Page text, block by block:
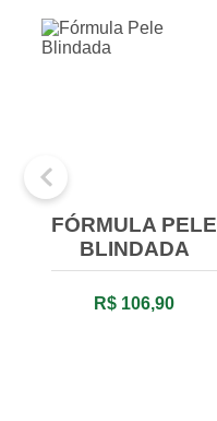
FÓRMULA PELE
BLINDADA
R$ 106,90